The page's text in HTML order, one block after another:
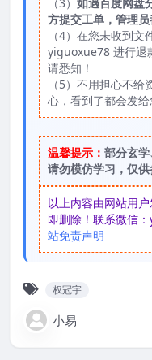
方提交工单，管理
（4）在您未收到文
yiguoxue78 进行退
请悉知！
（5）不用担心不
心，看到了都会发给
温馨提示： 部分玄
请勿模仿学习，仅供
以上内容由网站用
即删除！联系微信
站免责声明
权冠宇
小易